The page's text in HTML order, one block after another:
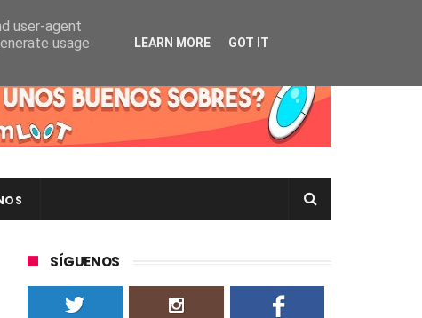
SÍGUENOS
user-agent
usage
LEARN MORE GOT IT